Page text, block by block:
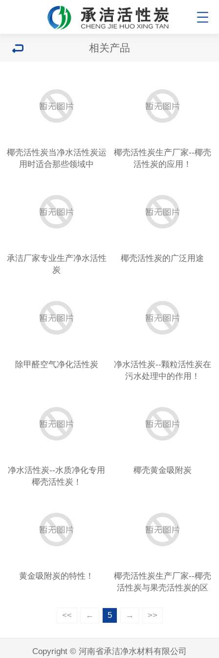
相关产品
椰壳活性炭当净水活性炭运
用时适合那些领域中
椰壳活性炭生产厂家--椰壳
活性炭的应用！
承洁厂家专业生产净水活性
炭
椰壳活性炭的广泛用途
除甲醛空气净化活性炭
净水活性炭--颗粒活性炭在
污水处理中的作用！
净水活性炭--水质净化专用
椰壳活性炭！
椰壳黄金吸附炭
黄金吸附炭的特性！
椰壳活性炭生产厂家--椰壳
活性炭与果壳活性炭的区
<<
← 5 → >>
Copyright © 河南省承洁净水材料有限公司